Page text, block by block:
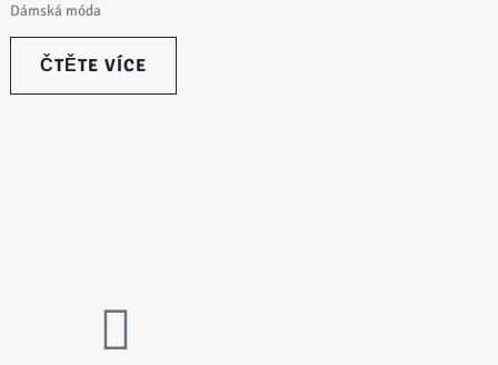
Dámská móda
ČTĚTE VÍCE